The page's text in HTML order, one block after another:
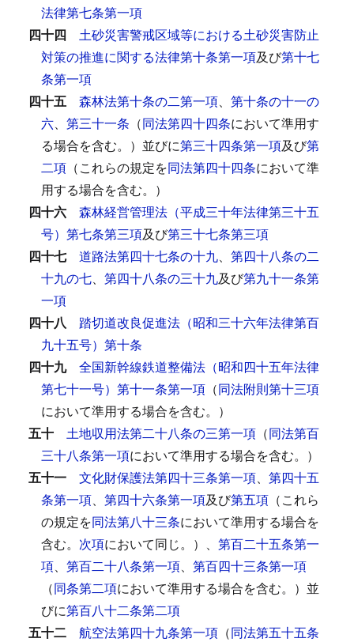
法律第七条第一項
四十四 土砂災害警戒区域等における土砂災害防止
対策の推進に関する法律第十条第一項及び第十七
条第一項
四十五 森林法第十条の二第一項、 第十条の十一の
六、 第三十一条 （同法第四十四条において準用す
る場合を含む。）並びに第三十四条第一項及び第
二項 （これらの規定を同法第四十四条において準
用する場合を含む。）
四十六 森林経営管理法（平成三十年法律第三十五
号）第七条第三項及び第三十七条第三項
四十七 道路法第四十七条の十九、 第四十八条の二
十九の七、 第四十八条の三十九及び第九十一条第
一項
四十八 踏切道改良促進法（昭和三十六年法律第百
九十五号）第十条
四十九 全国新幹線鉄道整備法（昭和四十五年法律
第七十一号）第十一条第一項 （同法附則第十三項
において準用する場合を含む。）
五十 土地収用法第二十八条の三第一項 （同法第百
三十八条第一項において準用する場合を含む。）
五十一 文化財保護法第四十三条第一項、 第四十五
条第一項、 第四十六条第一項及び第五項 （これら
の規定を同法第八十三条において準用する場合を
含む。 次項において同じ。）、 第百二十五条第一
項、 第百二十八条第一項、 第百四十三条第一項
（同条第二項において準用する場合を含む。）並
びに第百八十二条第二項
五十二 航空法第四十九条第一項 （同法第五十五条